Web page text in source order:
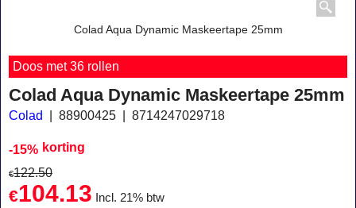
Colad Aqua Dynamic Maskeertape 25mm
Doos met 36 rollen
Colad Aqua Dynamic Maskeertape 25mm
Colad 88900425 8714247029718
-15% korting
€122.50
€104.13
Incl. 21% btw